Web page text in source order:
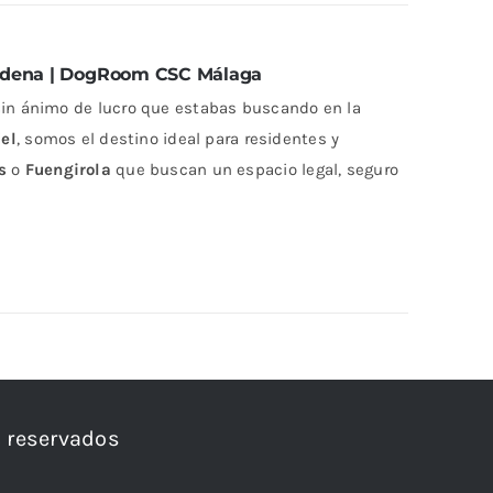
| DogRoom CSC Málaga
ánimo de lucro que estabas buscando en la
, somos el destino ideal para residentes y
o Fuengirola que buscan un espacio legal, seguro